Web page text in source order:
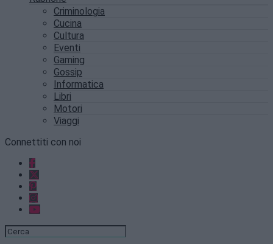
Criminologia
Cucina
Cultura
Eventi
Gaming
Gossip
Informatica
Libri
Motori
Viaggi
Connettiti con noi